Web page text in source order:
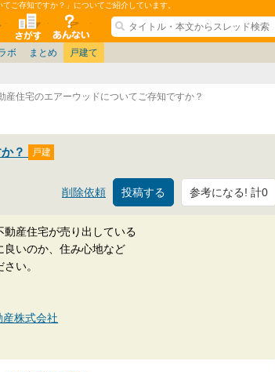
ご存知ですか？」についてご紹介しています。
ニティ
全掲示板 物件検索 サイトについて
仙台/新潟/東北 名古屋/東海
海 大阪/兵庫/京都/関西
住宅質問 管理会社/組合
ース 個人取引 政治
ノウハウ 東京都 神奈川県
ボ まとめ
福岡県
戸建て
産住宅のエアーウッドについてご存知ですか？
？
削除依頼 参考になる! 計0
産住宅が売り出している
いのか、住み心地など
い。
株式会社